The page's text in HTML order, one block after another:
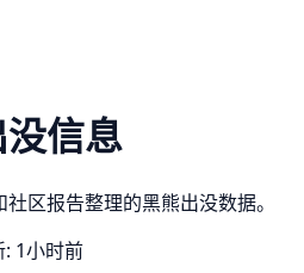
没信息
区报告整理的黑熊出没数据。
1小时前